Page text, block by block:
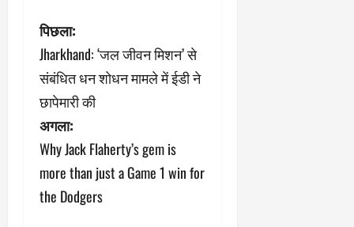
पो
स्ट
ने
वि
गे
श
पिछला:
Jharkhand: ‘जल जीवन मिशन’ से
संबंधित धन शोधन मामले में ईडी ने
छापेमारी की
अगला:
Why Jack Flaherty’s gem is
more than just a Game 1 win for
the Dodgers